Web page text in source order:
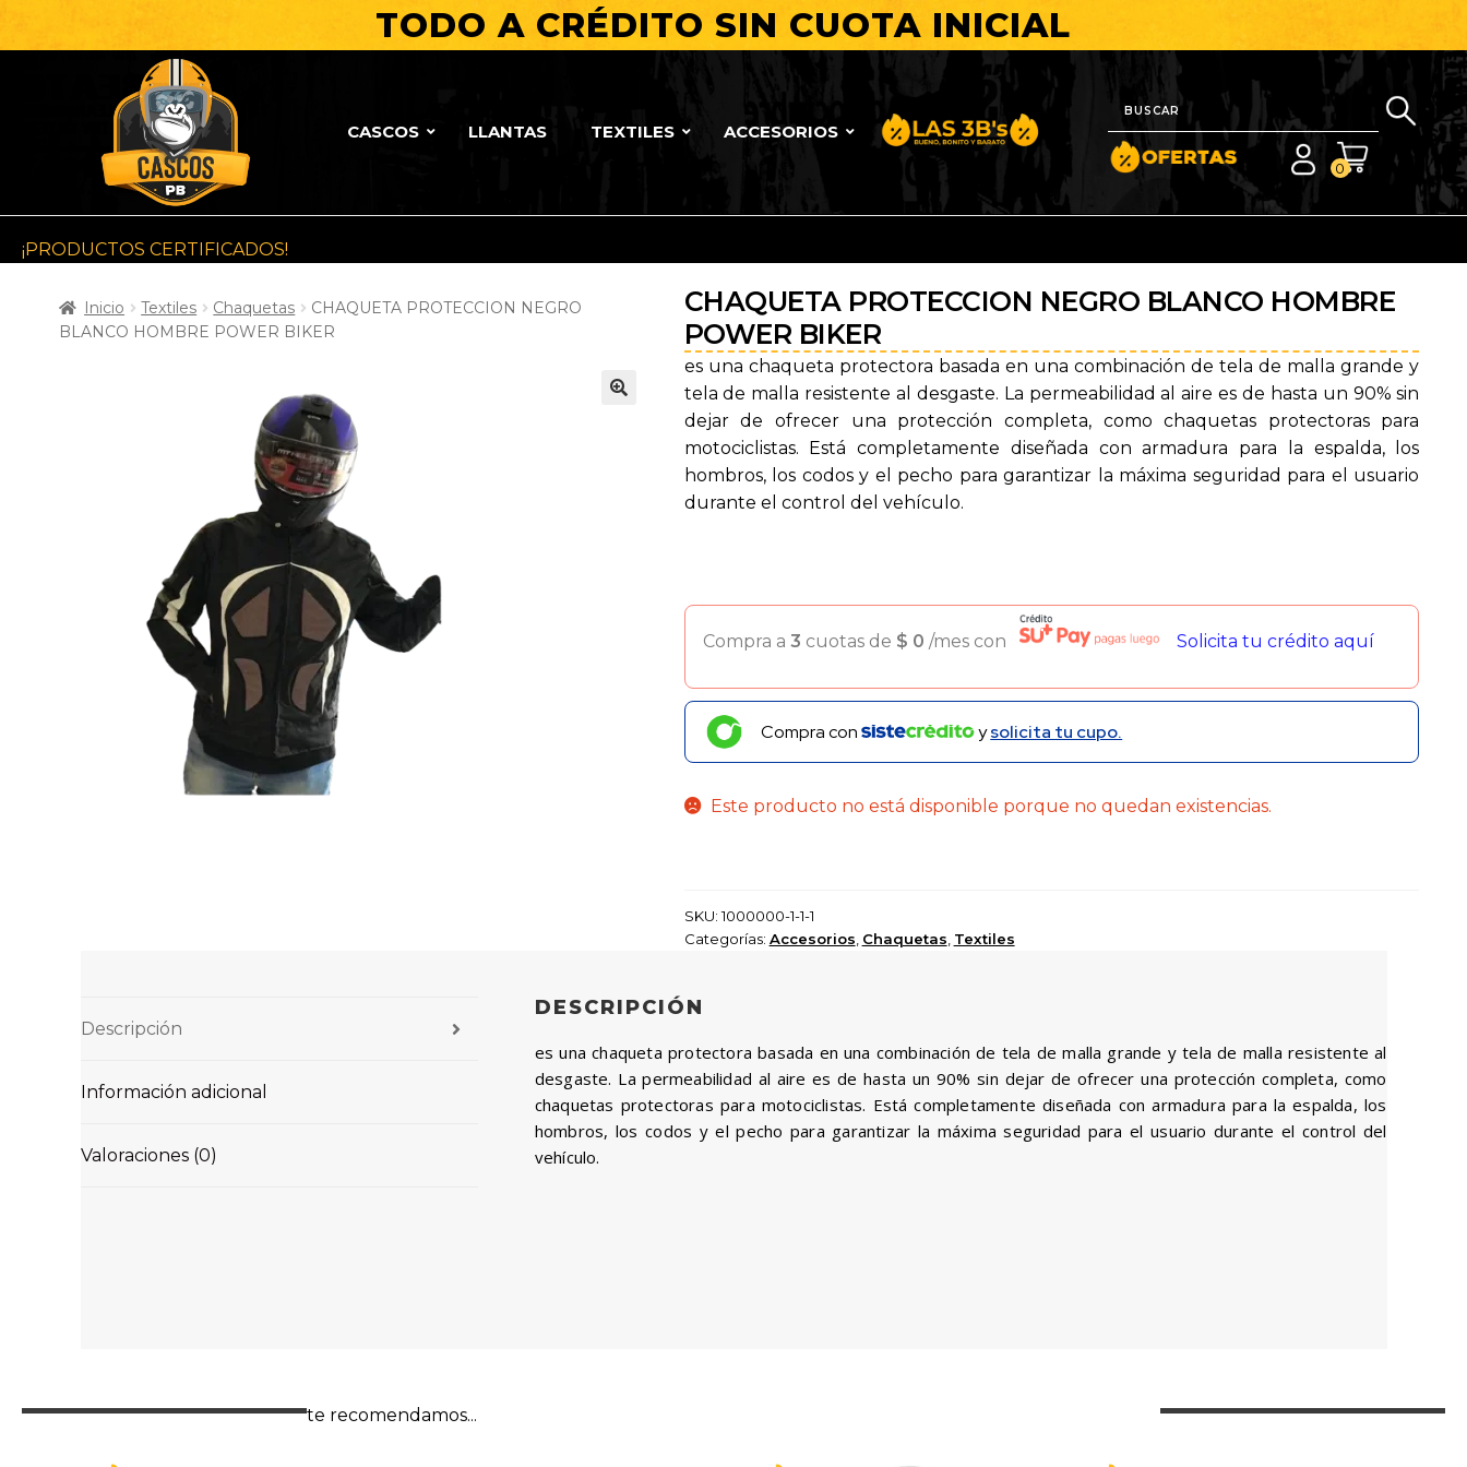
TODO A CRÉDITO SIN CUOTA INICIAL
CASCOS LLANTAS TEXTILES ACCESORIOS Bueno, Bonito y Barato
0
¡PRODUCTOS CERTIFICADOS!
Inicio Textiles Chaquetas
CHAQUETA PROTECCION NEGRO
BLANCO HOMBRE POWER BIKER
CHAQUETA PROTECCION NEGRO BLANCO HOMBRE
POWER BIKER
es una chaqueta protectora basada en una combinación de tela de malla grande y
tela de malla resistente al desgaste. La permeabilidad al aire es de hasta un 90% sin
dejar de ofrecer una protección completa, como chaquetas protectoras para
motociclistas. Está completamente diseñada con armadura para la espalda, los
hombros, los codos y el pecho para garantizar la máxima seguridad para el usuario
durante el control del vehículo.
Compra a 3 cuotas de $ 0 /mes con Solicita tu crédito aquí
Compra con ysolicita tu cupo.
Este producto no está disponible porque no quedan existencias.
SKU:1000000-1-1-1
Categorías: Accesorios, Chaquetas, Textiles
Descripción
Información adicional
Valoraciones (0)
DESCRIPCIÓN
es una chaqueta protectora basada en una combinación de tela de malla grande y tela de malla resistente al
desgaste. La permeabilidad al aire es de hasta un 90% sin dejar de ofrecer una protección completa, como
chaquetas protectoras para motociclistas. Está completamente diseñada con armadura para la espalda, los
hombros, los codos y el pecho para garantizar la máxima seguridad para el usuario durante el control del
vehículo.
te recomendamos...